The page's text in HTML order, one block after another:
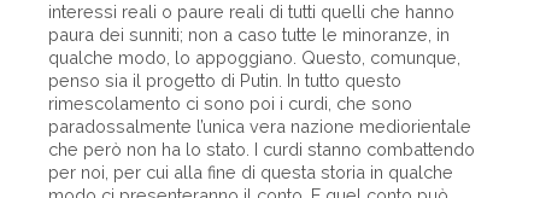
interessi reali o paure reali di tutti quelli che hanno
paura dei sunniti; non a caso tutte le minoranze, in
qualche modo, lo appoggiano. Questo, comunque,
penso sia il progetto di Putin. In tutto questo
rimescolamento ci sono poi i curdi, che sono
paradossalmente l’unica vera nazione mediorientale
che però non ha lo stato. I curdi stanno combattendo
per noi, per cui alla fine di questa storia in qualche